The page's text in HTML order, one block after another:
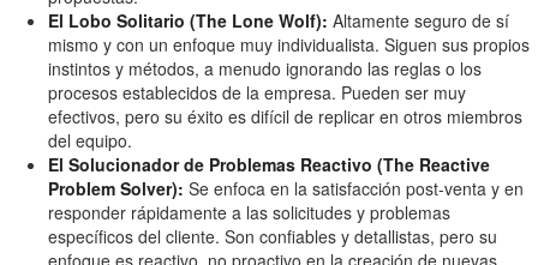
El Lobo Solitario (The Lone Wolf): Altamente seguro de sí
mismo y con un enfoque muy individualista. Siguen sus propios
instintos y métodos, a menudo ignorando las reglas o los
procesos establecidos de la empresa. Pueden ser muy
efectivos, pero su éxito es difícil de replicar en otros miembros
del equipo.
El Solucionador de Problemas Reactivo (The Reactive
Problem Solver): Se enfoca en la satisfacción post-venta y en
responder rápidamente a las solicitudes y problemas
específicos del cliente. Son confiables y detallistas, pero su